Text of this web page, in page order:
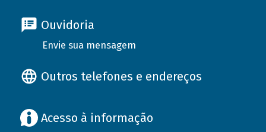
Ouvidoria
Envie sua mensagem
Outros telefones e endereços
Acesso à informação